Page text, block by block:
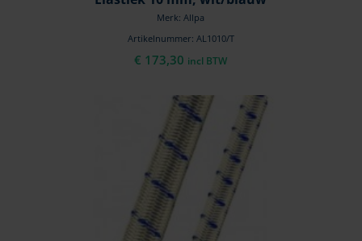
Merk: Allpa
Artikelnummer: AL1010/T
€ 173,30 incl BTW